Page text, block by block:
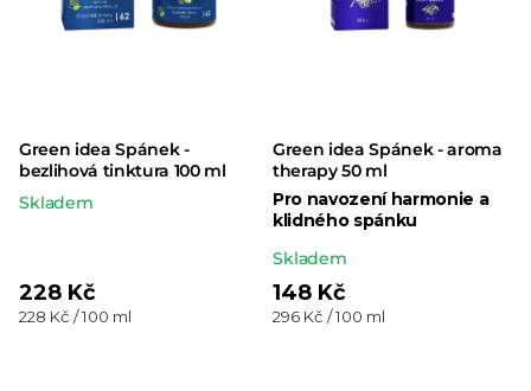
Green idea Spánek -
bezlihová tinktura 100 ml
Skladem
228 Kč
Měrná
228 Kč / 100 ml
Green idea Spánek - aroma
therapy 50 ml
Pro navození harmonie a
klidného spánku
Průměrné
hodnocení
produktu
Skladem
148 Kč
Měrná
296 Kč / 100 ml